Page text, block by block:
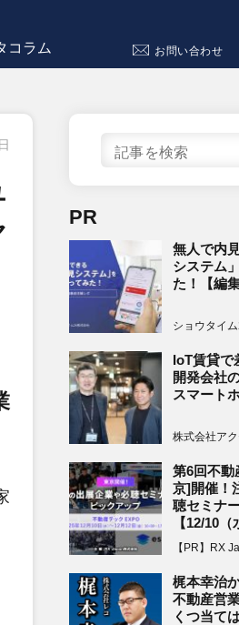
コラム お問い合わせ
PR
無人で内
システム
た！【編
ショウタイ
IoT賃貸で
開発会社
スマート
株式会社アク
第6回不動
京]開催！
聴セミナ
【12/10（
【PR】RX
梶本幸治
不動産営
くつ当て